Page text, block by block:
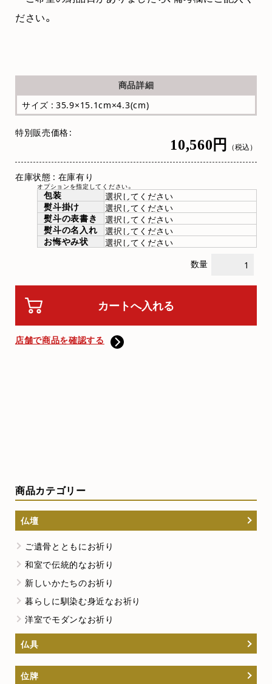
商品カテゴリー
仏壇
ご遺骨とともにお祈り
和室で伝統的なお祈り
新しいかたちのお祈り
暮らしに馴染む身近なお祈り
洋室でモダンなお祈り
仏具
位牌
ださい。
商品詳細
サイズ : 35.9×15.1cm×4.3(cm)
特別販売価格
10,560円 （税込）
在庫状態 : 在庫有り
オプションを指定してください。
包装
熨斗掛け
熨斗の表書き
熨斗の名入れ
お悔やみ状
数量
店舗で商品を確認する